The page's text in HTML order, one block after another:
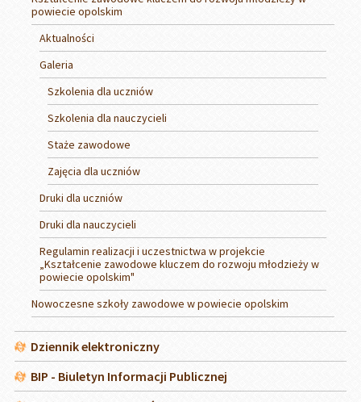
powiecie opolskim
Aktualności
Galeria
Szkolenia dla uczniów
Szkolenia dla nauczycieli
Staże zawodowe
Zajęcia dla uczniów
Druki dla uczniów
Druki dla nauczycieli
Regulamin realizacji i uczestnictwa w projekcie
„Kształcenie zawodowe kluczem do rozwoju młodzieży w
powiecie opolskim"
Nowoczesne szkoły zawodowe w powiecie opolskim
Dziennik elektroniczny
BIP - Biuletyn Informacji Publicznej